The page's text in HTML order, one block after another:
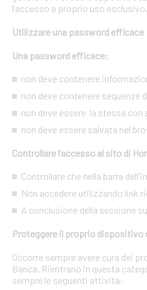
l’accesso a proprio uso esclusivo.
Utilizzare una password efficace
Una password efficace:
non deve contenere
non deve contenere sequenze
non deve essere la stessa
non deve essere salvata nel
Controllare l’accesso al sito di
Controllare che nella barra
Non accedere utilizzando link
A conclusione della sessione
Proteggere il proprio dispositivo
Occorre sempre avere cura dei
Banca. Rientrano in questa
sempre le seguenti attività: